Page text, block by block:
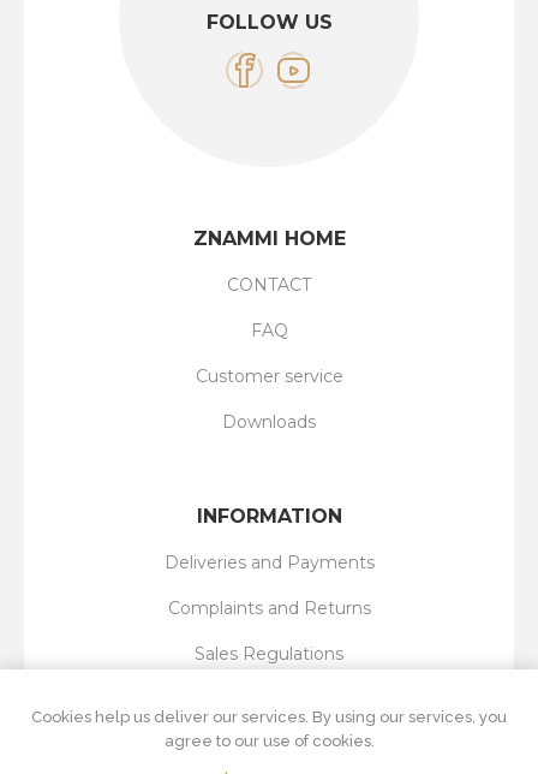
FOLLOW US
ZNAMMI HOME
CONTACT
FAQ
Customer service
Downloads
INFORMATION
Deliveries and Payments
Complaints and Returns
Sales Regulations
Cookies help us deliver our services. By using our services, you
agree to our use of cookies.